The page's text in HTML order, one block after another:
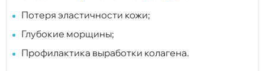
Потеря эластичности кожи;
Глубокие морщины;
Профилактика выработки колагена.